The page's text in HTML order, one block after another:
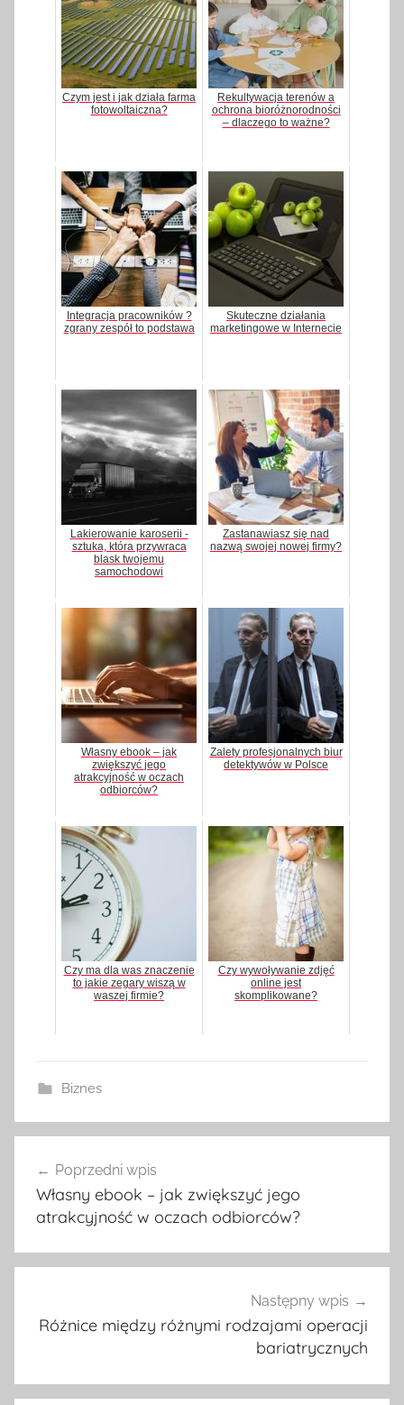
Czym jest i jak działa farma
fotowoltaiczna?
Rekultywacja terenów a
ochrona bioróżnorodności
– dlaczego to ważne?
Integracja pracowników ?
zgrany zespół to podstawa
Skuteczne działania
marketingowe w Internecie
Lakierowanie karoserii -
sztuka, która przywraca
blask twojemu
samochodowi
Zastanawiasz się nad
nazwą swojej nowej firmy?
Własny ebook – jak
zwiększyć jego
atrakcyjność w oczach
odbiorców?
Zalety profesjonalnych biur
detektywów w Polsce
Czy ma dla was znaczenie
to jakie zegary wiszą w
waszej firmie?
Czy wywoływanie zdjęć
online jest
skomplikowane?
Biznes
Nawigacja
wpisu
Poprzedni wpis
Własny ebook – jak zwiększyć jego
atrakcyjność w oczach odbiorców?
Następny wpis
Różnice między różnymi rodzajami operacji
bariatrycznych